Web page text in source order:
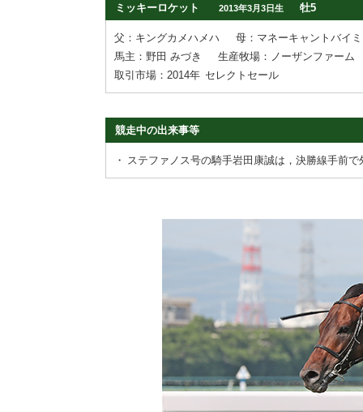
ミッキーロケット
2013年3月3日生 牡5
父：キングカメハメハ
母：マネーキャントバイ
馬主：野田 みづき
生産牧場：ノーザンファーム
取引市場：2014年 セレクトセール
競走中の出来事等
・ ステファノス号の騎手岩田康誠は，決勝線手前